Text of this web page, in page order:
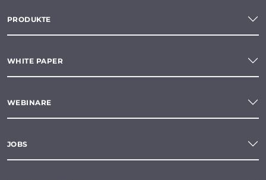
PRODUKTE
WHITE PAPER
WEBINARE
JOBS